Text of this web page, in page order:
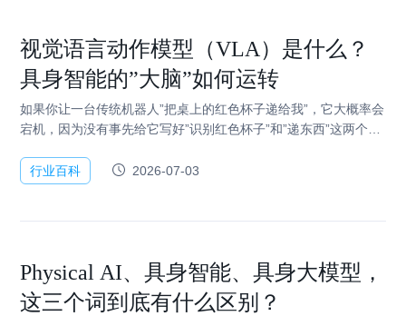
视觉语言动作模型（VLA）是什么？
具身智能的”大脑”如何运转
如果你让一台传统机器人”把桌上的红色杯子递给我”，它大概率会
宕机，因为没有事先给它写好”识别红色杯子”和”递东西”这两个动
行业百科
2026-07-03
Physical AI、具身智能、具身大模型，
这三个词到底有什么区别？